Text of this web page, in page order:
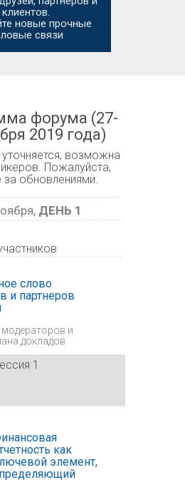
клиентов.
новые прочные
связи
ДЕНЬ 1
форума (27-
2019 года)
возможна
Пожалуйста,
за обновлениями.
модераторов и
докладов
слово
и партнеров
1
как
элемент,